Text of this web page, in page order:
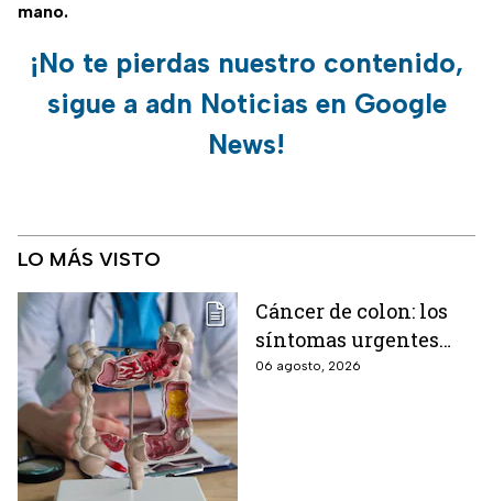
mano.
¡No te pierdas nuestro contenido,
sigue a adn Noticias en Google
News!
LO MÁS VISTO
Cáncer de colon: los
síntomas urgentes
que te advierten que
06 agosto, 2026